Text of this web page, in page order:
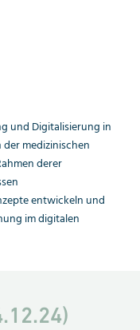
und Digitalisierung in
medizinischen
derer
entwickeln und
im digitalen